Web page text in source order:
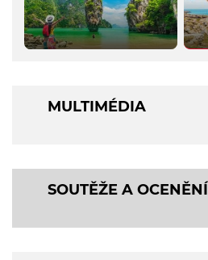
MULTIMÉDIA
SOUTĚŽE A OCENĚNÍ